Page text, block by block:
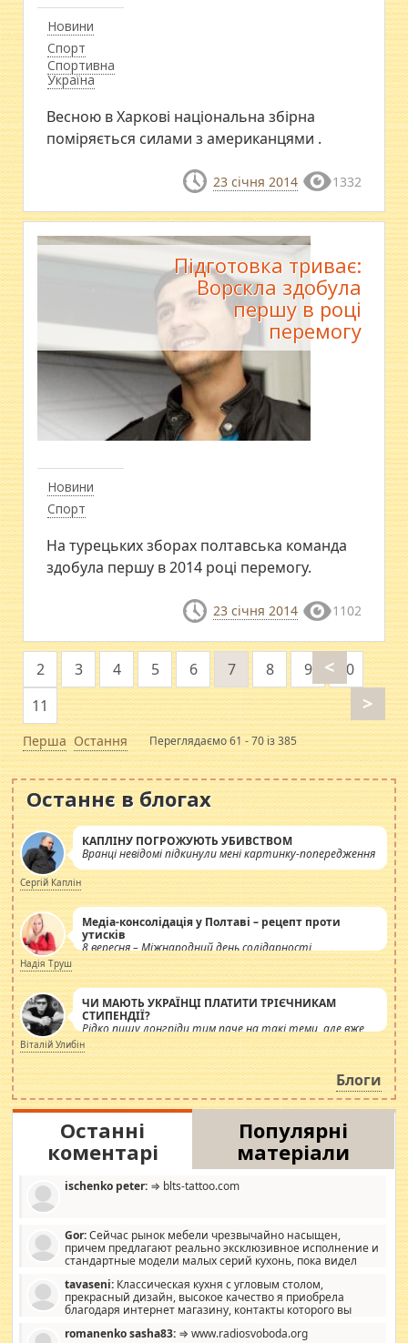
Новини
Спорт
Спортивна
Україна
Весною в Харкові національна збірна
поміряється силами з американцями .
23 січня 2014 1332
Новини
Спорт
Підготовка триває:
Ворскла здобула
першу в році
перемогу
На турецьких зборах полтавська команда
здобула першу в 2014 році перемогу.
23 січня 2014 1102
Перша
<
2 3 4 5 6 7 8 9
10
11
>
Остання Переглядаємо 61 - 70 із 385
Останнє в блогах
КАПЛІНУ ПОГРОЖУЮТЬ УБИВСТВОМ
Вранці невідомі підкинули мені картинку-попередження
Сергій Каплін
Медіа-консолідація у Полтаві – рецепт проти
утисків
8 вересня – Міжнародний день солідарності
журналістів.
Надія Труш
ЧИ МАЮТЬ УКРАЇНЦІ ПЛАТИТИ ТРІЄЧНИКАМ
СТИПЕНДІЇ?
Рідко пишу лонгріди тим паче на такі теми, але вже
просто дістало! Обурюють сьогоднішні інсенуації
навколо стипендіального питання. Штучно
роздувається ще одна соціальна катастрофа.
Віталій Улибін
Блоги
Останні
коментарі
Популярні
матеріали
ischenko peter: ⇒ blts-tattoo.com
Gor:Сейчас рынок мебели чрезвычайно насыщен,
причем предлагают реально эксклюзивное исполнение и
стандартные модели малых серий кухонь, пока видел
стандартные формы, в MebelOk, креативненько и что главное -
со вкусом все в порядке, без ненужных наворотов удорожающих
мебель, а это не последний фактор.
tavaseni: Классическая кухня с угловым столом,
прекрасный дизайн, высокое качество я приобрела
благодаря интернет магазину, контакты которого вы
romanenko sasha83: ⇒ www.radiosvoboda.org